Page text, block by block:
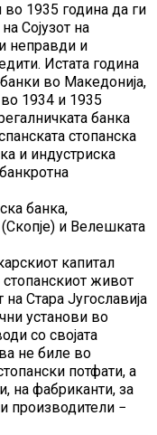
1935 година да ги
Сојузот на
неправди и
Истата година
во Македонија,
1934 и 1935
банка
стопанска
и индустриска
банка,
и Велешката
капитал
живот
Стара Југославија
установи во
со својата
не биле во
потфати, а
на фабриканти, за
производители −